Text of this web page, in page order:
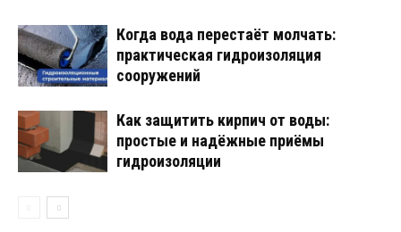
Когда вода перестаёт молчать:
практическая гидроизоляция
сооружений
Как защитить кирпич от воды:
простые и надёжные приёмы
гидроизоляции